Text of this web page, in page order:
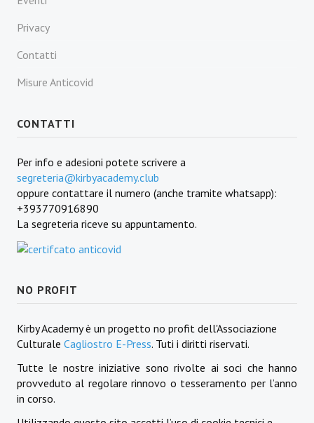
Privacy
Contatti
Misure Anticovid
CONTATTI
Per info e adesioni potete scrivere a
segreteria@kirbyacademy.club
oppure contattare il numero (anche tramite whatsapp):
+393770916890
La segreteria riceve su appuntamento.
NO PROFIT
Kirby Academy è un progetto no profit dell'Associazione
Culturale Cagliostro E-Press. Tuti i diritti riservati.
Tutte le nostre iniziative sono rivolte ai soci che hanno
provveduto al regolare rinnovo o tesseramento per l’anno
in corso.